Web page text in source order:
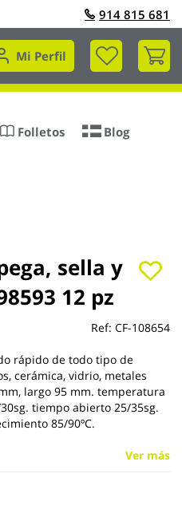
914 815 681
Mi Perfil
Mi
Folletos Blog
sella y
12 pz
Ref: CF-108654
rápido de todo tipo de
cerámica, vidrio, metales
largo 95 mm. temperatura
tiempo abierto 25/35sg.
85/90ºC.
Ver más